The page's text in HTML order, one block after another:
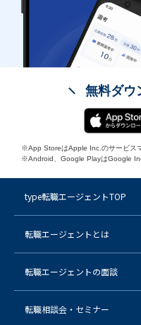
無料ダウ
※App StoreはApple Inc.のサービス
※Android、Google PlayはGoogle
type転職エージェントTOP
転職エージェントとは
転職エージェントの面談
転職相談会・セミナー